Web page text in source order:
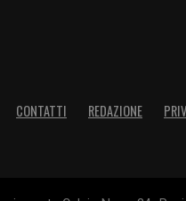
CONTATTI REDAZIONE